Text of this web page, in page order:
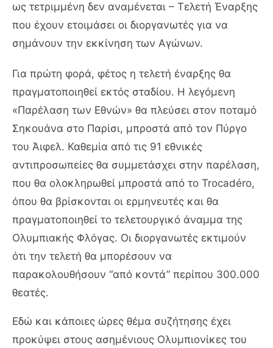
ως τετριμμένη δεν αναμένεται – Τελετή Έναρξης
που έχουν ετοιμάσει οι διοργανωτές για να
σημάνουν την εκκίνηση των Αγώνων.
Για πρώτη φορά, φέτος η τελετή έναρξης θα
πραγματοποιηθεί εκτός σταδίου. Η λεγόμενη
«Παρέλαση των Εθνών» θα πλεύσει στον ποταμό
Σηκουάνα στο Παρίσι, μπροστά από τον Πύργο
του Άιφελ. Καθεμία από τις 91 εθνικές
αντιπροσωπείες θα συμμετάσχει στην παρέλαση,
που θα ολοκληρωθεί μπροστά από το Trocadéro,
όπου θα βρίσκονται οι ερμηνευτές και θα
πραγματοποιηθεί το τελετουργικό άναμμα της
Ολυμπιακής Φλόγας. Οι διοργανωτές εκτιμούν
ότι την τελετή θα μπορέσουν να
παρακολουθήσουν “από κοντά” περίπου 300.000
θεατές.
Εδώ και κάποιες ώρες θέμα συζήτησης έχει
προκύψει στους ασημένιους Ολυμπιονίκες του